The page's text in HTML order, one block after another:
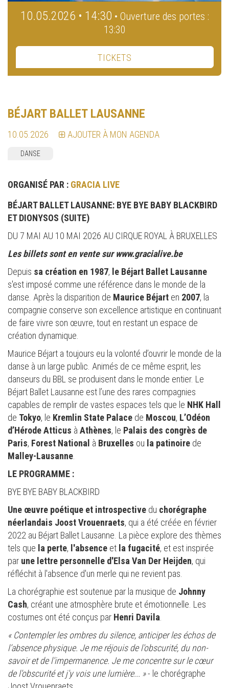
10.05.2026 • 14:30 • Ouverture des portes :
13:30
TICKETS
BÉJART BALLET LAUSANNE
10.05.2026 AJOUTER À MON AGENDA
DANSE
ORGANISÉ PAR : GRACIA LIVE
BÉJART BALLET LAUSANNE: BYE BYE BABY BLACKBIRD
ET DIONYSOS (SUITE)
DU 7 MAI AU 10 MAI 2026 AU CIRQUE ROYAL À BRUXELLES
Les billets sont en vente sur www.gracialive.be
Depuis sa création en 1987, le Béjart Ballet Lausanne
s'est imposé comme une référence dans le monde de la
danse. Après la disparition de Maurice Béjart en 2007, la
compagnie conserve son excellence artistique en continuant
de faire vivre son œuvre, tout en restant un espace de
création dynamique.
Maurice Béjart a toujours eu la volonté d’ouvrir le monde de la
danse à un large public. Animés de ce même esprit, les
danseurs du BBL se produisent dans le monde entier. Le
Béjart Ballet Lausanne est l’une des rares compagnies
capables de remplir de vastes espaces tels que le NHK Hall
de Tokyo, le Kremlin State Palace de Moscou, L’Odéon
d’Hérode Atticus àAthènes, le Palais des congrès de
Paris, Forest National à Bruxelles ou la patinoire de
Malley-Lausanne.
LE PROGRAMME :
BYE BYE BABY BLACKBIRD
Une œuvre poétique et introspective du chorégraphe
néerlandais Joost Vrouenraets, qui a été créée en février
2022 au Béjart Ballet Lausanne. La pièce explore des thèmes
tels que la perte, l'absence et la fugacité, et est inspirée
par une lettre personnelle d'Elsa Van Der Heijden, qui
réfléchit à l'absence d'un merle qui ne revient pas.
La chorégraphie est soutenue par la musique de Johnny
Cash, créant une atmosphère brute et émotionnelle. Les
costumes ont été conçus par Henri Davila.
« Contempler les ombres du silence, anticiper les échos de
l’absence physique. Je me réjouis de l'obscurité, du non-
savoir et de l'impermanence. Je me concentre sur le cœur
de l'obscurité et j'y vois une lumière... »- le chorégraphe